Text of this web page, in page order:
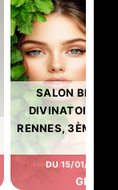
SALON BIEN-
DIVINATOIRES
RENNES, 3ÈME
DU 15/01/2027
GLAZ